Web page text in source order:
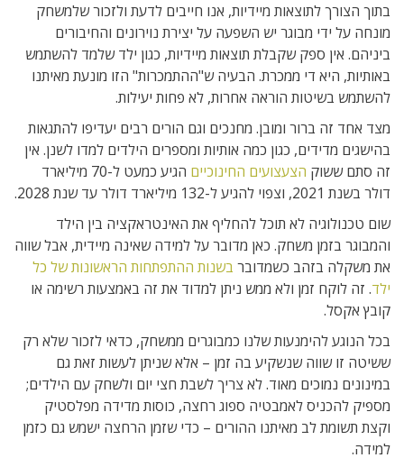
בתוך הצורך לתוצאות מיידיות, אנו חייבים לדעת ולזכור שלמשחק
מונחה על ידי מבוגר יש השפעה על יצירת נוירונים והחיבורים
ביניהם. אין ספק שקבלת תוצאות מיידיות, כגון ילד שלמד להשתמש
באותיות, היא די ממכרת. הבעיה ש"ההתמכרות" הזו מונעת מאיתנו
להשתמש בשיטות הוראה אחרות, לא פחות יעילות.
מצד אחד זה ברור ומובן. מחנכים וגם הורים רבים יעדיפו להתגאות
בהישגים מדידים, כגון כמה אותיות ומספרים הילדים למדו לשנן. אין
זה סתם ששוק הצעצועים החינוכיים
הגיע כמעט ל-70 מיליארד
דולר בשנת 2021, וצפוי להגיע ל-132 מיליארד דולר עד שנת 2028.
שום טכנולוגיה לא תוכל להחליף את האינטראקציה בין הילד
והמבוגר בזמן משחק. כאן מדובר על למידה שאינה מיידית, אבל שווה
את משקלה בזהב כשמדובר בשנות ההתפתחות הראשונות של כל
ילד. זה לוקח זמן ולא ממש ניתן למדוד את זה באמצעות רשימה או
קובץ אקסל.
בכל הנוגע להימנעות שלנו כמבוגרים ממשחק, כדאי לזכור שלא רק
ששיטה זו שווה שנשקיע בה זמן – אלא שניתן לעשות זאת גם
במינונים נמוכים מאוד. לא צריך לשבת חצי יום ולשחק עם הילדים;
מספיק להכניס לאמבטיה ספוג רחצה, כוסות מדידה מפלסטיק
וקצת תשומת לב מאיתנו ההורים – כדי שזמן הרחצה ישמש גם כזמן
למידה.